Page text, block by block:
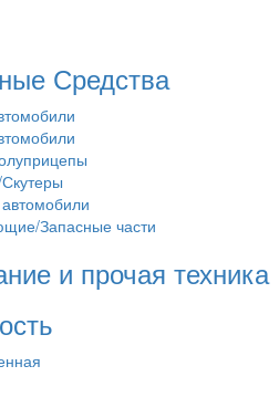
Средства
Запасные части
и прочая техника